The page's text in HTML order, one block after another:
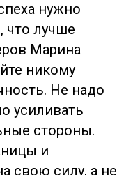
нужно
что лучше
Марина
никому
Не надо
усиливать
стороны.
и
свою силу, а не